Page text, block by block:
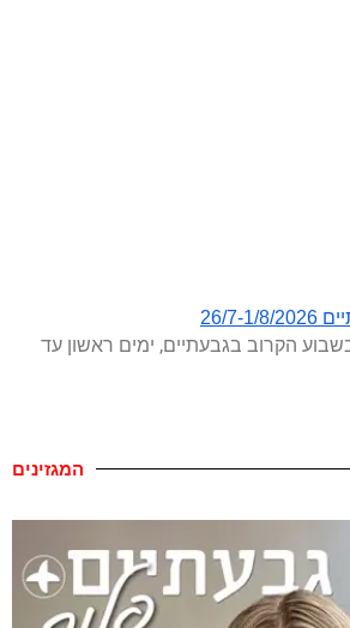
הקרוב בגבעתיים, ימים ראשון עד
המגזינים